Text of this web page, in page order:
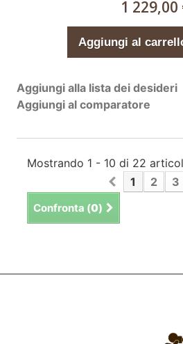
1 229,00
Aggiungi al
Aggiungi alla lista dei desideri
Aggiungi al comparatore
Confronta (0)
1 2 3
Mostrando 1 - 10 di 22